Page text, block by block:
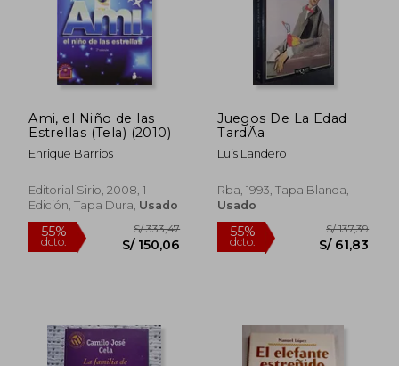
Ami, el Niño de las
Estrellas (Tela) (2010)
Enrique Barrios
Editorial Sirio, 2008, 1
Edición, Tapa Dura, Usado
Juegos De La Edad
TardÃ­a
Luis Landero
Rba, 1993, Tapa Blanda,
Usado